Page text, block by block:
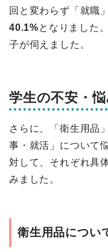
回と変わらず「就職
40.1%となりました
子が伺えました。
学生の不安・悩
さらに、「衛生用品
事・就活」について
対して、それぞれ具
みました。
衛生用品につい